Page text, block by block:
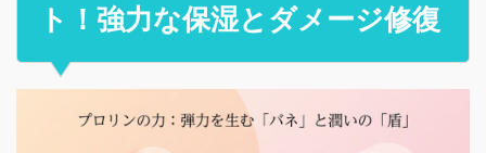
ト！強力な保湿とダメージ修復